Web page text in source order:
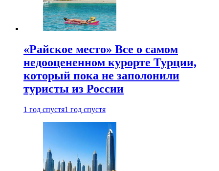
«Райское место» Все о самом
недооцененном курорте Турции,
который пока не заполонили
туристы из России
1 год спустя1 год спустя